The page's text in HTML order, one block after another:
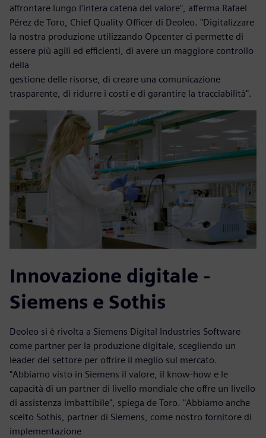
affrontare lungo l'intera catena del valore", afferma Rafael
Pérez de Toro, Chief Quality Officer di Deoleo. "Digitalizzare
la nostra produzione utilizzando Opcenter ci permette di
essere più agili ed efficienti, di avere un maggiore controllo
della
gestione delle risorse, di creare una comunicazione
trasparente, di ridurre i costi e di garantire la tracciabilità".
Innovazione digitale -
Siemens e Sothis
Deoleo si è rivolta a Siemens Digital Industries Software
come partner per la produzione digitale, scegliendo un
leader del settore per offrire il meglio sul mercato.
"Abbiamo visto in Siemens il valore, il know-how e le
capacità di un partner di livello mondiale che offre un livello
di assistenza imbattibile", spiega de Toro. "Abbiamo anche
scelto Sothis, partner di Siemens, come nostro fornitore di
implementazione